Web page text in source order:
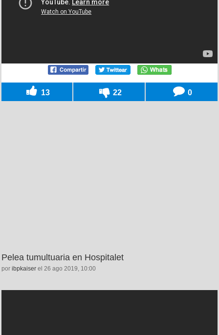
13 22 0
Pelea tumultuaria en Hospitalet
por ibpkaiser el 26 ago 2019, 10:00